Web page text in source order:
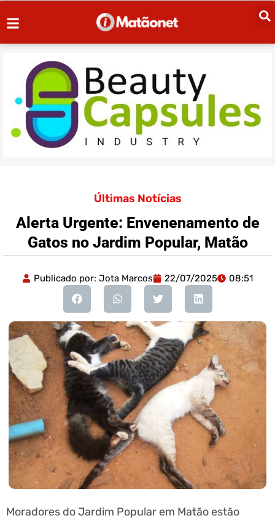
Últimas Notícias
Alerta Urgente: Envenenamento de
Gatos no Jardim Popular, Matão
Publicado por: Jota Marcos 22/07/2025 08:51
Moradores do Jardim Popular em Matão estão